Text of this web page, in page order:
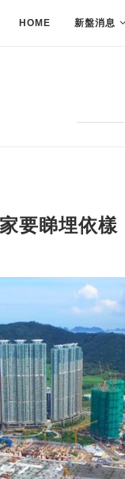
HOME 新盤消息
要睇埋依樣